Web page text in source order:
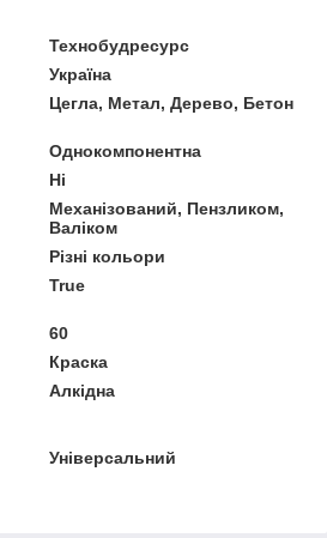
Технобудресурс
Україна
Цегла, Метал, Дерево, Бетон
Однокомпонентна
Ні
Механізований, Пензликом,
Валіком
Різні кольори
True
60
Краска
Алкідна
Універсальний